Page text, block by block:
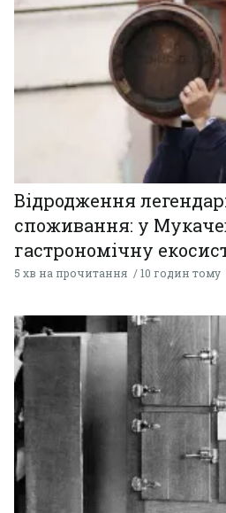
Відродження
споживання: у
гастрономічну
5 хв на прочитання 10 годин тому